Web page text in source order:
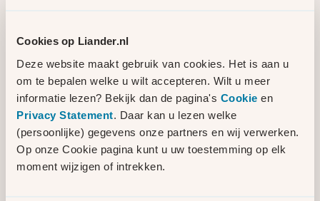
Cookies op Liander.nl
Deze website maakt gebruik van cookies. Het is aan u
om te bepalen welke u wilt accepteren. Wilt u meer
informatie lezen? Bekijk dan de pagina's Cookie en
Privacy Statement . Daar kan u lezen welke
(persoonlijke) gegevens onze partners en wij verwerken.
Op onze Cookie pagina kunt u uw toestemming op elk
moment wijzigen of intrekken.
niet alle projecten volgens planning kunnen
worden afgerond. Dat kent meerdere
oorzaken. Zo is op veel plekken een tekort
aan ruimte voor nieuwe infrastructuur, is er
een tekort aan technici en materialen en
leidt de landelijke stikstofproblematiek tot
vertraging. Daarnaast is er een
afhankelijkheid van landelijk netbeheerder